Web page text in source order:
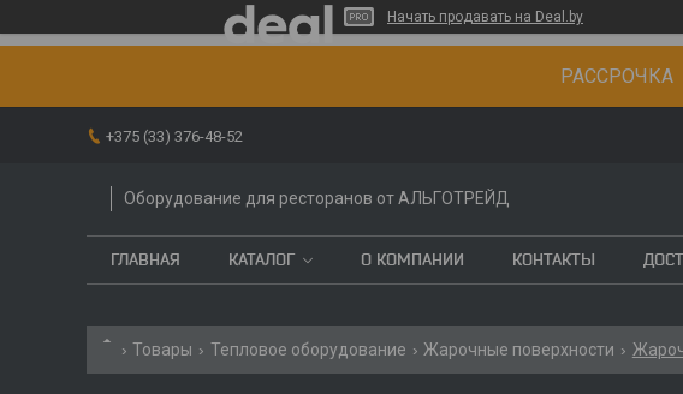
Начать продавать на Deal.by
+375 (33) 376-48-52
Оборудование для ресторанов от АЛЬГОТРЕЙД
ГЛАВНАЯ КАТАЛОГ О КОМПАНИИ КОНТАКТЫ
Товары Тепловое оборудование Жарочные поверхности